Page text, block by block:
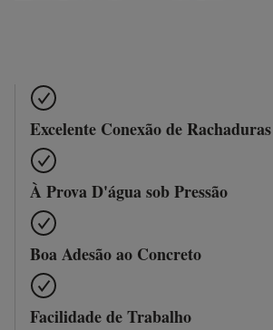
Excelente Conexão de Rachaduras
À Prova D'água sob Pressão
Boa Adesão ao Concreto
Facilidade de Trabalho